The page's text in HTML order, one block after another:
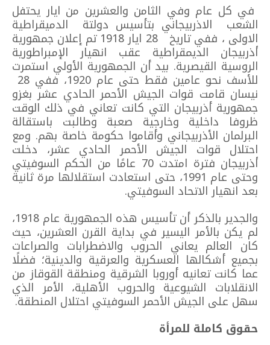
في كل عام وفي الثامن والعشرين من ايار يحتفل
الشعب الاذربيجاني بتأسيس دولتة الدميقراطية
الاولى ، ففي تاريخ 28 ايار 1918 تم إعلان جمهورية
أذربيجان الديمقراطية عقب انهيار الإمبراطورية
الروسية القيصرية. بيد أن الجمهورية الأولي استمرت
نيسان قامت قوات الجيش الأحمر الحادي عشر بغزو
جمهورية أذربيجان التي كانت تعاني في ذلك الوقت
ظروفا داخلية وخارجية صعبة وطالبت باستقالة
البرلمان الأذربيجاني وأقاموا حكومة خاصة بهم. ومع
احتلال قوات الجيش الأحمر الحادي عشر، دخلت
أذربيجان فترة امتدت 70 عامًا من الحكم السوفيتي
وحتى عام 1991، حتى استعادت استقلالها مرة ثانية
بعد انهيار الاتحاد السوفيتي.
والجدير بالذكر أن تأسيس هذه الجمهورية عام 1918،
لم يكن بالأمر اليسير في بداية القرن العشرين، حيث
كان العالم يعاني الحروب والاضطرابات والصراعات
بجميع أشكالها العسكرية والعرقية والدينية؛ فضلًا
عما كانت تعانيه أوروبا الشرقية ومنطقة القوقاز من
الانقلابات الشيوعية والحروب الأهلية، الأمر الذي
سهل على الجيش الأحمر السوفيتي احتلال المنطقة.
حقوق كاملة للمرأة